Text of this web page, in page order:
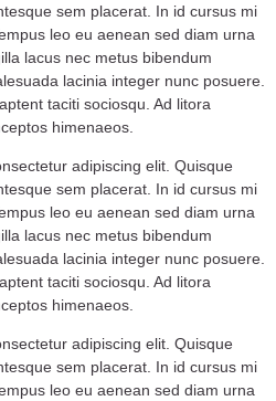
sem placerat. In id cursus mi
leo eu aenean sed diam urna
lacus nec metus bibendum
lacinia integer nunc posuere.
taciti sociosqu. Ad litora
himenaeos.
adipiscing elit. Quisque
sem placerat. In id cursus mi
leo eu aenean sed diam urna
lacus nec metus bibendum
lacinia integer nunc posuere.
taciti sociosqu. Ad litora
himenaeos.
adipiscing elit. Quisque
sem placerat. In id cursus mi
leo eu aenean sed diam urna